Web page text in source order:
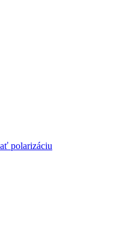
polarizáciu